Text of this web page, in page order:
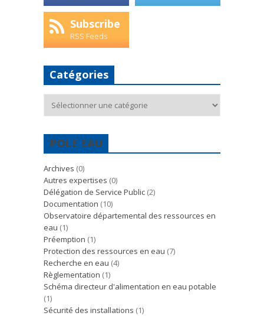
Subscribe
RSS Feeds
Catégories
POLE EAU
Archives (0)
Autres expertises (0)
Délégation de Service Public (2)
Documentation (10)
Observatoire départemental des ressources en
eau (1)
Préemption (1)
Protection des ressources en eau (7)
Recherche en eau (4)
Règlementation (1)
Schéma directeur d'alimentation en eau potable
(1)
Sécurité des installations (1)